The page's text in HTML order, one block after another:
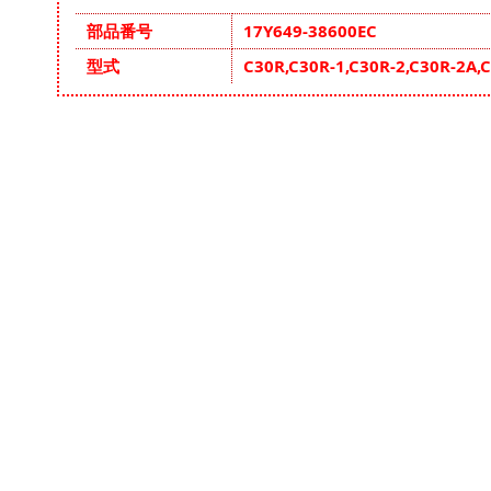
そ
の
他
の
部品番号
17Y649-38600EC
型式
C30R,C30R-1,C30R-2,C30R-